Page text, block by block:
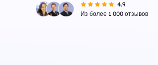
4.9
Из более 1 000 отзывов